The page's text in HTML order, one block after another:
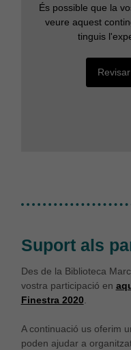
És possible que la
veure aquest
tinguis
Suport als
Des de la Biblioteca
vostra participació en
Finestra 2020
A continuació us oferim
poden ajudar a